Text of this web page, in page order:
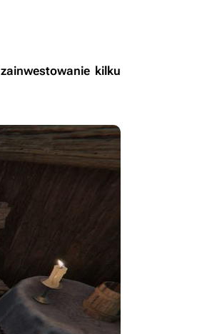
zainwestowanie kilku